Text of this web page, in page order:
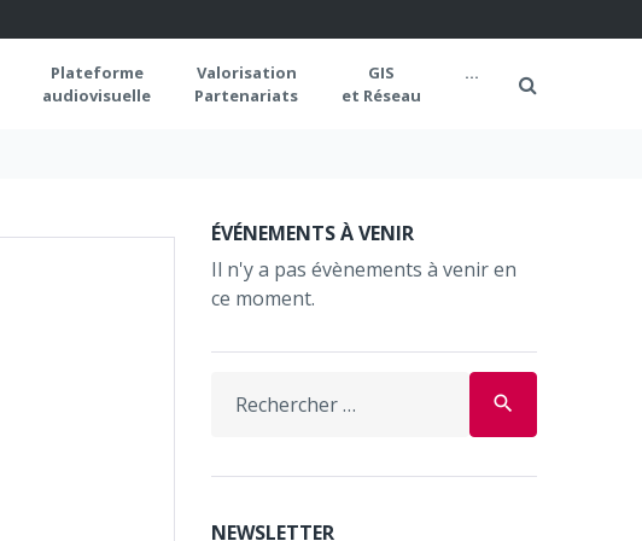
Plateforme
audiovisuelle
Valorisation
Partenariats
GIS
et Réseau
...
ÉVÉNEMENTS À VENIR
Il n'y a pas évènements à venir en
ce moment.
for:
search
NEWSLETTER